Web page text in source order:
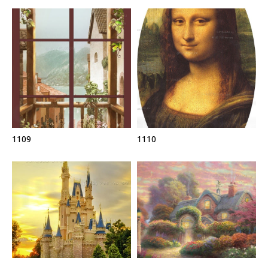
1109 1110